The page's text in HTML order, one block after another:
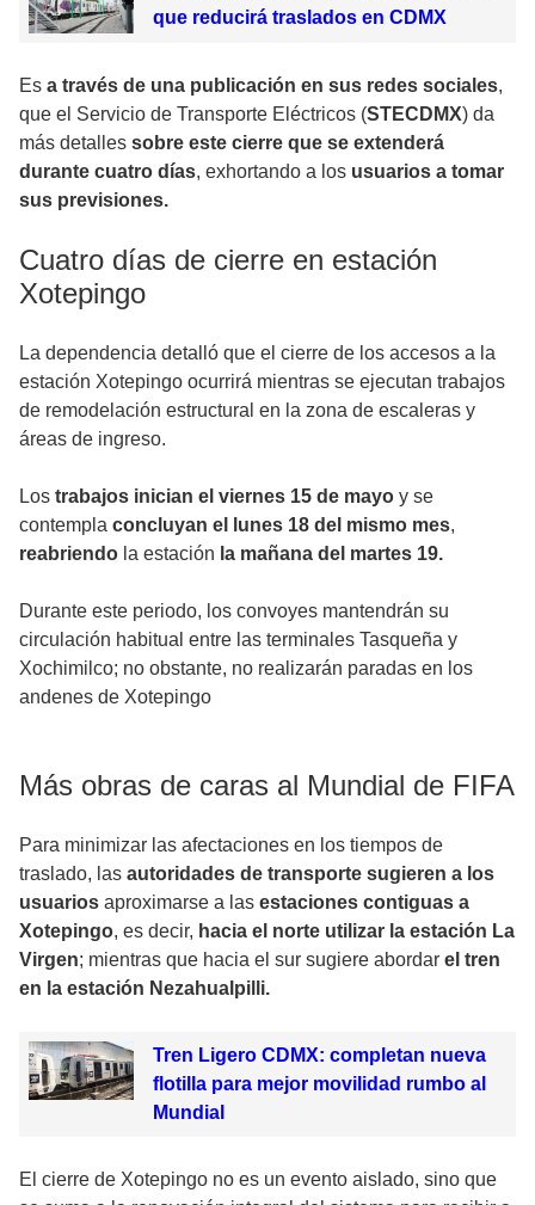
que reducirá traslados en CDMX
Es a través de una publicación en sus redes sociales,
que el Servicio de Transporte Eléctricos (STECDMX) da
más detalles sobre este cierre que se extenderá
durante cuatro días, exhortando a los usuarios a tomar
sus previsiones.
Cuatro días de cierre en estación
Xotepingo
La dependencia detalló que el cierre de los accesos a la
estación Xotepingo ocurrirá mientras se ejecutan trabajos
de remodelación estructural en la zona de escaleras y
áreas de ingreso.
Los trabajos inician el viernes 15 de mayo y se
contempla concluyan el lunes 18 del mismo mes,
reabriendo la estación la mañana del martes 19.
Durante este periodo, los convoyes mantendrán su
circulación habitual entre las terminales Tasqueña y
Xochimilco; no obstante, no realizarán paradas en los
andenes de Xotepingo
Más obras de caras al Mundial de FIFA
Para minimizar las afectaciones en los tiempos de
traslado, las autoridades de transporte sugieren a los
usuarios aproximarse a las estaciones contiguas a
Xotepingo, es decir, hacia el norte utilizar la estación La
Virgen; mientras que hacia el sur sugiere abordar el tren
en la estación Nezahualpilli.
Tren Ligero CDMX: completan nueva
flotilla para mejor movilidad rumbo al
Mundial
El cierre de Xotepingo no es un evento aislado, sino que